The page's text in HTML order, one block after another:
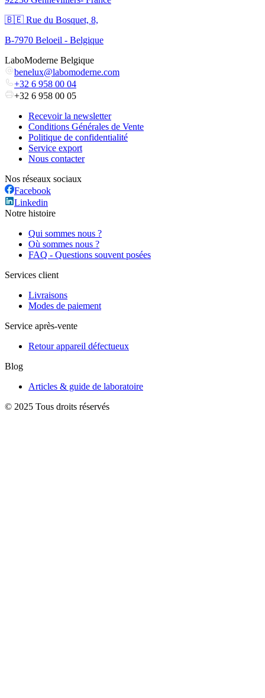
🇧🇪 Rue du Bosquet, 8,
B-7970 Beloeil - Belgique
LaboModerne Belgique
benelux@labomoderne.com
+32 6 958 00 04
+32 6 958 00 05
Recevoir la newsletter
Conditions Générales de Vente
Politique de confidentialité
Service export
Nous contacter
Nos réseaux sociaux
Facebook
Linkedin
Notre histoire
Qui sommes nous ?
Où sommes nous ?
FAQ - Questions souvent posées
Services client
Livraisons
Modes de paiement
Service après-vente
Retour appareil défectueux
Blog
Articles & guide de laboratoire
© 2025 Tous droits réservés